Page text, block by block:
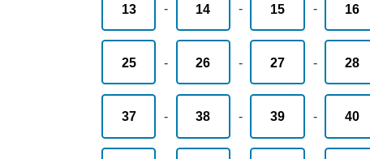
13 - 14 - 15 - 16
25 - 26 - 27 - 28
37 - 38 - 39 - 40